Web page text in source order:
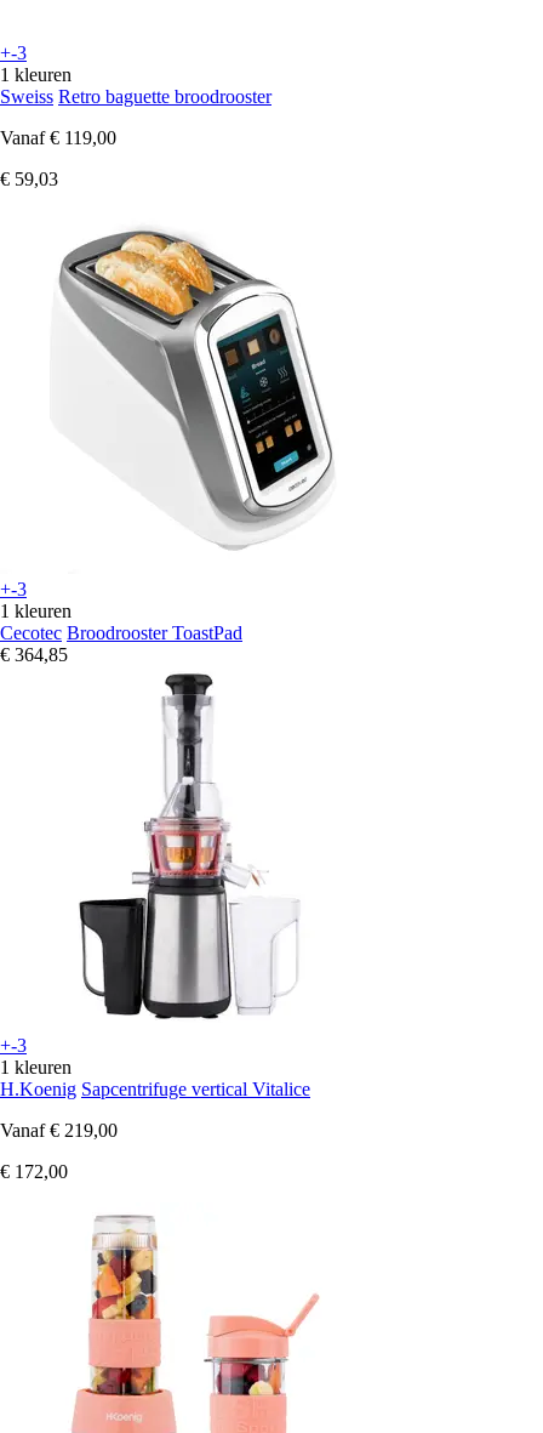
+-3
1 kleuren
Sweiss Retro baguette broodrooster
Vanaf € 119,00
€ 59,03
+-3
1 kleuren
Cecotec Broodrooster ToastPad
€ 364,85
+-3
1 kleuren
H.Koenig Sapcentrifuge vertical Vitalice
Vanaf € 219,00
€ 172,00